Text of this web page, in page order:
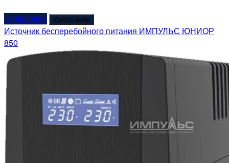
Подробнее
Узнать цену
Источник бесперебойного питания ИМПУЛЬС ЮНИОР
850